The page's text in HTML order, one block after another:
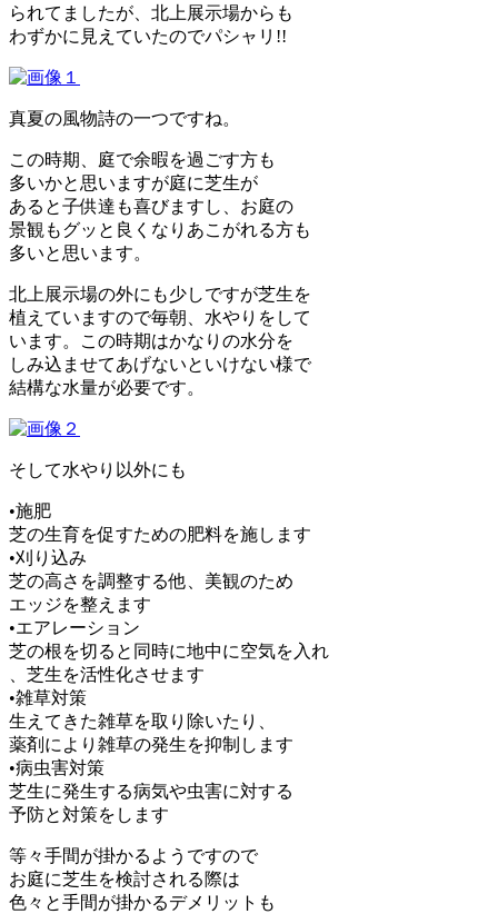
られてましたが、北上展示場からも
わずかに見えていたのでパシャリ!!
真夏の風物詩の一つですね。
この時期、庭で余暇を過ごす方も
多いかと思いますが庭に芝生が
あると子供達も喜びますし、お庭の
景観もグッと良くなりあこがれる方も
多いと思います。
北上展示場の外にも少しですが芝生を
植えていますので毎朝、水やりをして
います。この時期はかなりの水分を
しみ込ませてあげないといけない様で
結構な水量が必要です。
そして水やり以外にも
•施肥
芝の生育を促すための肥料を施します
•刈り込み
芝の高さを調整する他、美観のため
エッジを整えます
•エアレーション
芝の根を切ると同時に地中に空気を入れ
、芝生を活性化させます
•雑草対策
生えてきた雑草を取り除いたり、
薬剤により雑草の発生を抑制します
•病虫害対策
芝生に発生する病気や虫害に対する
予防と対策をします
等々手間が掛かるようですので
お庭に芝生を検討される際は
色々と手間が掛かるデメリットも